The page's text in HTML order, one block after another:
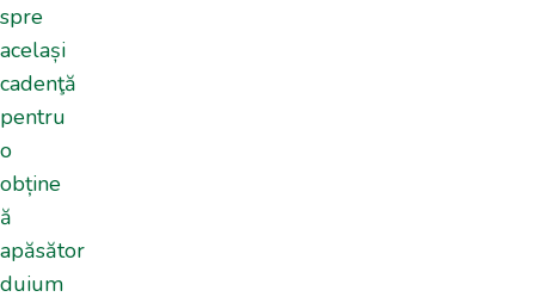
spre
același
cadenţă
pentru
o
obține
ă
apăsător
duium